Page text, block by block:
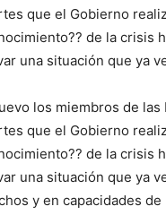
que el Gobierno
de la crisis
una situación que ya
los miembros de
que el Gobierno
de la crisis
una situación que ya
y en capacidades